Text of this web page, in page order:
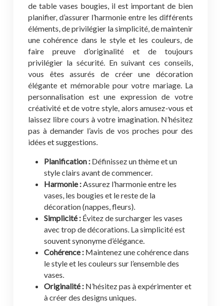
de table vases bougies, il est important de bien
planifier, d’assurer l’harmonie entre les différents
éléments, de privilégier la simplicité, de maintenir
une cohérence dans le style et les couleurs, de
faire preuve d’originalité et de toujours
privilégier la sécurité. En suivant ces conseils,
vous êtes assurés de créer une décoration
élégante et mémorable pour votre mariage. La
personnalisation est une expression de votre
créativité et de votre style, alors amusez-vous et
laissez libre cours à votre imagination. N’hésitez
pas à demander l’avis de vos proches pour des
idées et suggestions.
Planification : Définissez un thème et un
style clairs avant de commencer.
Harmonie :Assurez l’harmonie entre les
vases, les bougies et le reste de la
décoration (nappes, fleurs).
Simplicité : Évitez de surcharger les vases
avec trop de décorations. La simplicité est
souvent synonyme d’élégance.
Cohérence : Maintenez une cohérence dans
le style et les couleurs sur l’ensemble des
vases.
Originalité : N’hésitez pas à expérimenter et
à créer des designs uniques.